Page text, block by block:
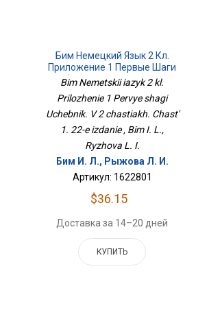
Бим Немецкий Язык 2 Кл.
Приложение 1 Первые Шаги
Учебник. В 2 Частях. Часть 1.
22-Е Издание
Bim Nemetskii iazyk 2 kl.
Prilozhenie 1 Pervye shagi
Uchebnik. V 2 chastiakh. Chast'
1. 22-e izdanie , Bim I. L.,
Ryzhova L. I.
Бим И. Л., Рыжова Л. И.
Артикул: 1622801
$36.15
Доставка за 14–20 дней
КУПИТЬ